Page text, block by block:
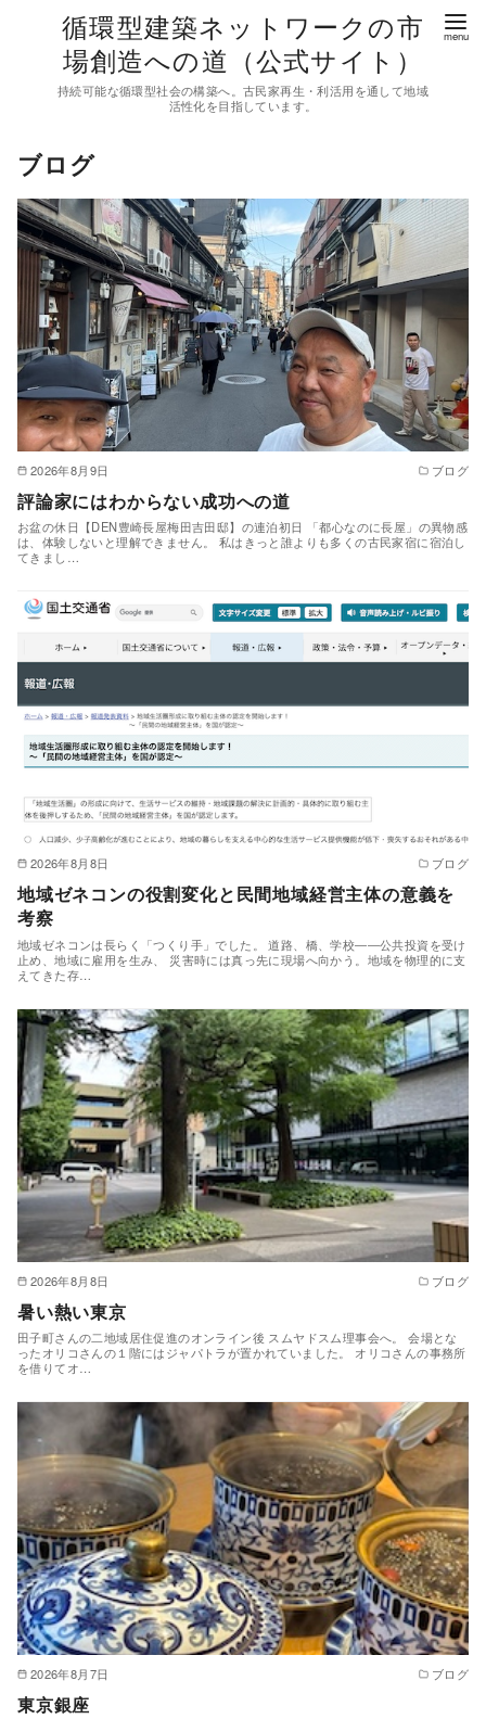
循環型建築ネットワークの市
場創造への道（公式サイト）
持続可能な循環型社会の構築へ。古民家再生・利活用を通して地域
活性化を目指しています。
ブログ
2026年8月9日 ブログ
評論家にはわからない成功への道
お盆の休日【DEN豊崎長屋梅田吉田邸】の連泊初日 「都心なのに長屋」の異物感
は、体験しないと理解できません。 私はきっと誰よりも多くの古民家宿に宿泊し
てきまし…
2026年8月8日 ブログ
地域ゼネコンの役割変化と民間地域経営主体の意義を
考察
地域ゼネコンは長らく「つくり手」でした。 道路、橋、学校――公共投資を受け
止め、地域に雇用を生み、 災害時には真っ先に現場へ向かう。地域を物理的に支
えてきた存…
2026年8月8日 ブログ
暑い熱い東京
田子町さんの二地域居住促進のオンライン後 スムヤドスム理事会へ。 会場とな
ったオリコさんの１階にはジャパトラが置かれていました。 オリコさんの事務所
を借りてオ…
2026年8月7日 ブログ
東京銀座